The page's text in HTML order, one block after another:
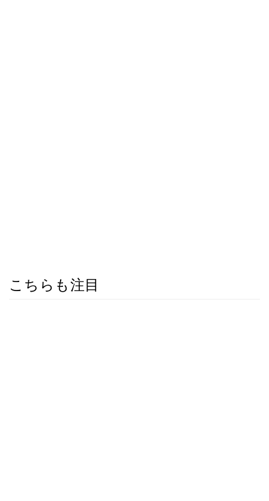
こちらも注目